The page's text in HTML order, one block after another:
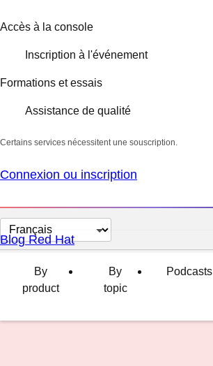
Accès à la console
Inscription à l'événement
Formations et essais
Assistance de qualité
Certains services nécessitent une souscription.
Connexion ou inscription
Changer
la
langue
Blog Red Hat
By
product
By
topic
Podcasts